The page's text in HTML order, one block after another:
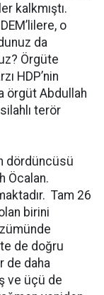
kalkmıştı.
o
da
Örgüte
HDP’nin
örgüt Abdullah
terör
dördüncüsü
Öcalan.
Tam 26
birini
de doğru
de daha
ve üçü de